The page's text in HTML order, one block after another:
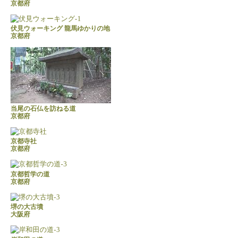
京都府
伏見ウォーキング 龍馬ゆかりの地
京都府
当尾の石仏を訪ねる道
京都府
京都寺社
京都府
京都哲学の道
京都府
堺の大古墳
大阪府